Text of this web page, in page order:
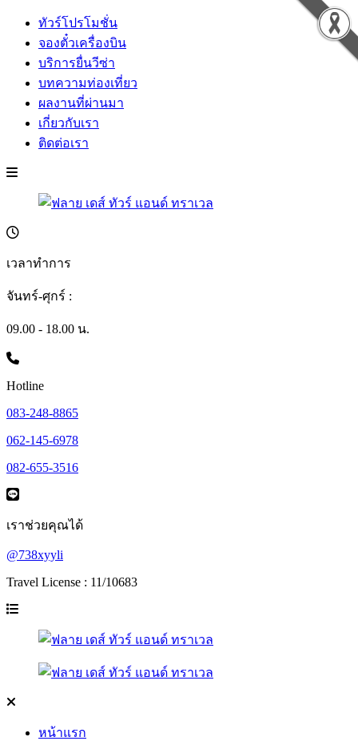
ทัวร์โปรโมชั่น
จองตั๋วเครื่องบิน
บริการยื่นวีซ่า
บทความท่องเที่ยว
ผลงานที่ผ่านมา
เกี่ยวกับเรา
ติดต่อเรา
เวลาทำการ
จันทร์-ศุกร์ :
09.00 - 18.00 น.
Hotline
083-248-8865
062-145-6978
082-655-3516
เราช่วยคุณได้
@738xyyli
Travel License : 11/10683
หน้าแรก